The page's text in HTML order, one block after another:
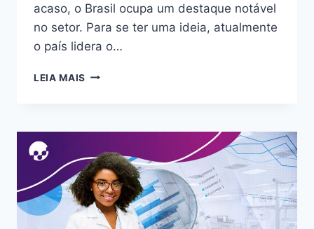
acaso, o Brasil ocupa um destaque notável
no setor. Para se ter uma ideia, atualmente
o país lidera o…
LEIA MAIS